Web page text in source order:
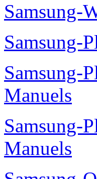
Samsung-
Samsung-
Samsung-
Manuels
Samsung-
Manuels